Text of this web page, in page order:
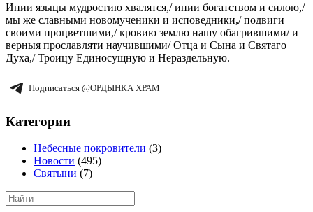
Инии языцы мудростию хвалятся,/ инии богатством и силою,/
мы же славными новомученики и исповедники,/ подвиги
своими процветшими,/ кровию землю нашу обагрившими/ и
верныя прославляти научившими/ Отца и Сына и Святаго
Духа,/ Троицу Единосущную и Нераздельную.
Подписаться @ОРДЫНКА ХРАМ
Категории
Небесные покровители (3)
Новости (495)
Святыни (7)